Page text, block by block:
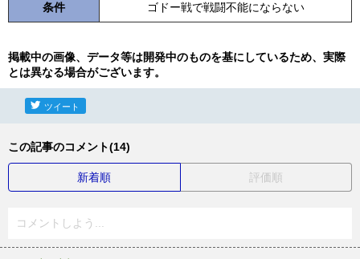
条件 ゴドー戦で戦闘不能にならない
掲載中の画像、データ等は開発中のものを基にしているため、実際
とは異なる場合がございます。
ツイート
この記事のコメント(14)
新着順 評価順
コメントしよう...